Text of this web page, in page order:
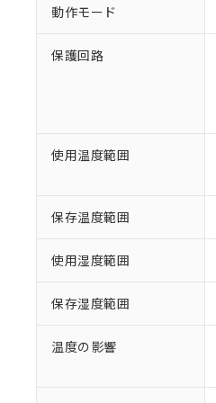
動作モード
保護回路
使用温度範囲
保存温度範囲
使用湿度範囲
保存湿度範囲
温度の影響